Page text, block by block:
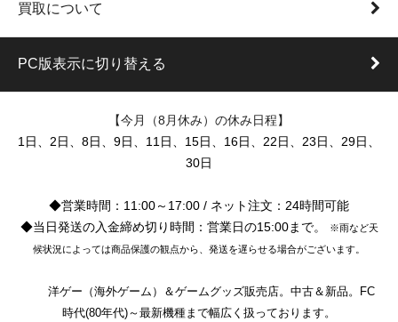
買取について
PC版表示に切り替える
【今月（8月休み）の休み日程】
1日、2日、8日、9日、11日、15日、16日、22日、23日、29日、
30日
◆営業時間：11:00～17:00 / ネット注文：24時間可能
◆当日発送の入金締め切り時間：営業日の15:00まで。
※雨など天
候状況によっては商品保護の観点から、発送を遅らせる場合がございます。
洋ゲー（海外ゲーム）＆ゲームグッズ販売店。中古＆新品。FC
時代(80年代)～最新機種まで幅広く扱っております。